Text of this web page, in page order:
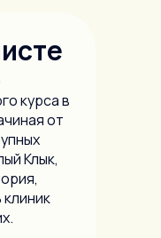
курса в
от
Клык,